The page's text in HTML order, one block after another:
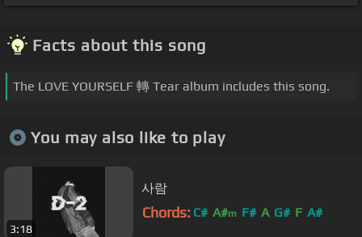
Facts about this song
The LOVE YOURSELF 轉 Tear album includes this song.
You may also like to play
3:18
사람
Chords: C# A#m F# A G# F A#